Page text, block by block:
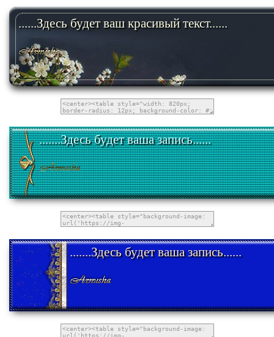
......Здесь будет ваш красивый текст......
.......Здесь будет ваша запись......
.......Здесь будет ваша запись......